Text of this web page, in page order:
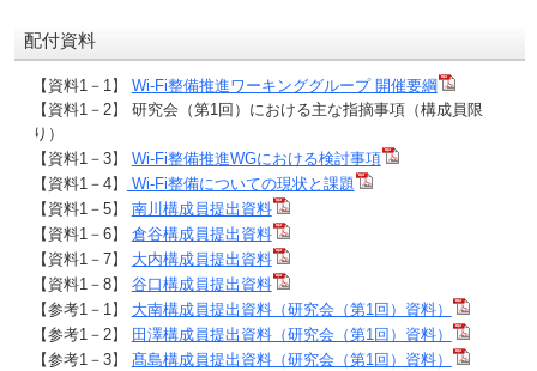
配付資料
【資料1－1】 Wi-Fi整備推進ワーキンググループ 開催要綱
【資料1－2】 研究会（第1回）における主な指摘事項（構成員限
り）
【資料1－3】 Wi-Fi整備推進WGにおける検討事項
【資料1－4】
Wi-Fi整備についての現状と課題
【資料1－5】 南川構成員提出資料
【資料1－6】 倉谷構成員提出資料
【資料1－7】 大内構成員提出資料
【資料1－8】 谷口構成員提出資料
【参考1－1】 大南構成員提出資料（研究会（第1回）資料）
【参考1－2】
田澤構成員提出資料（研究会（第1回）資料）
【参考1－3】 髙島構成員提出資料（研究会（第1回）資料）